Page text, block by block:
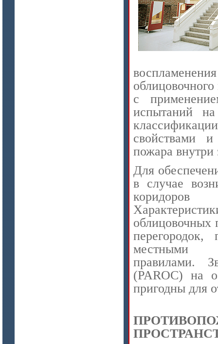
с
испытаний
свойствами
пожара внутри
Для
в случае
коридоров
облицовочных
перегородок,
правилами.
(PAROC) на
пригодны для